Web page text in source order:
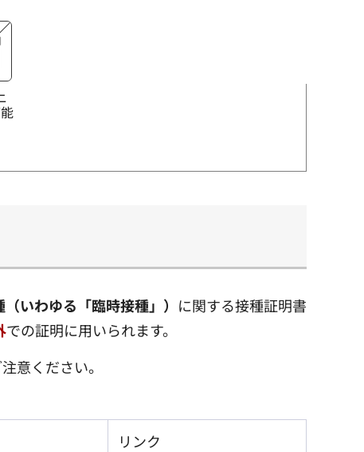
いわゆる「臨時接種」） に関する接種証明書
での証明に用いられます。
意ください。
リンク